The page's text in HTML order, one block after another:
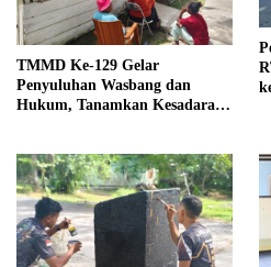
TMMD Ke-129 Gelar
Penyuluhan Wasbang dan
Hukum, Tanamkan Kesadaran